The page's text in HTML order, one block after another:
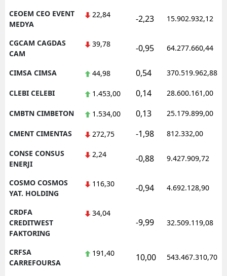
CEOEM CEO EVENT
MEDYA
22,84 -2,23 15.902.932,12
CGCAM CAGDAS
CAM
39,78 -0,95 64.277.660,44
CIMSA CIMSA 44,98 0,54 370.519.962,88
CLEBI CELEBI 1.453,00 0,14 28.600.161,00
CMBTN CIMBETON 1.534,00 0,13 25.179.899,00
CMENT CIMENTAS 272,75 -1,98 812.332,00
CONSE CONSUS
ENERJI
2,24 -0,88 9.427.909,72
COSMO COSMOS
YAT. HOLDING
116,30 -0,94 4.692.128,90
CRDFA
CREDITWEST
FAKTORING
34,04
-9,99 32.509.119,08
CRFSA
CARREFOURSA
191,40 10,00 543.467.310,70